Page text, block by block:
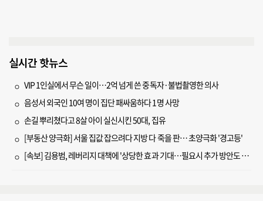
실시간 핫뉴스
VIP 1인실에서 무슨 일이…2억 넘게 쓴 중독자·불법촬영한 의사
음성서 외국인 10여 명이 집단 패싸움하다 1명 사망
손길 뿌리쳤다고 8살 아이 실신시킨 50대, 집유
[부동산 양극화] 서울 집값 잡으려다 지방 다 죽을 판… 초양극화 '경고등'
[속보] 김용범, 레버리지 대책에 '상당한 효과 기대…필요시 추가 방안도 검토'